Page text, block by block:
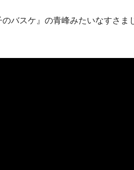
バスケ』の青峰みたいなすさま